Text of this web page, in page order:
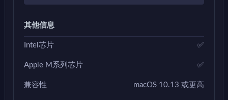
其他信息
Intel芯片 ✅
Apple M系列芯片 ✅
兼容性 macOS 10.13 或更高